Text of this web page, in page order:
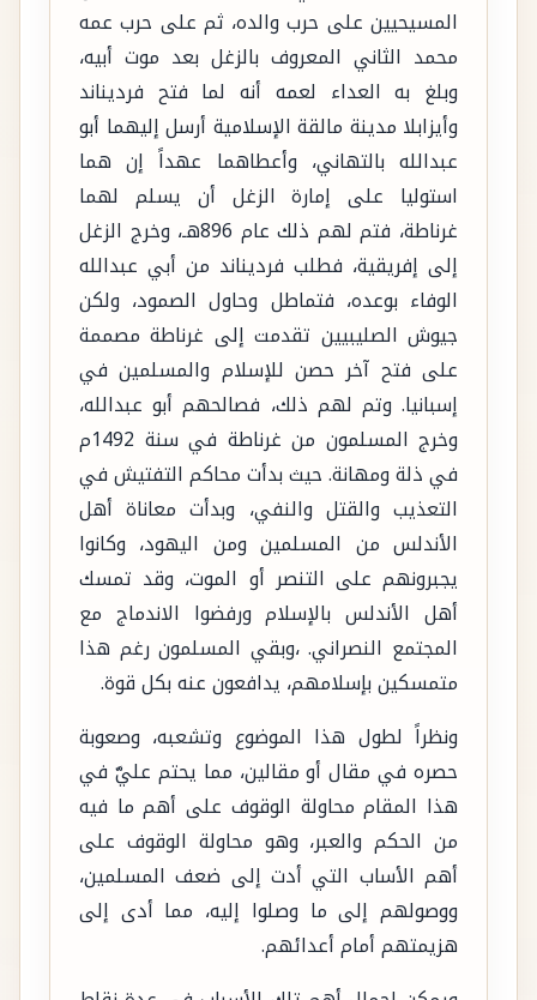
المسيحيين على حرب والده، ثم على حرب عمه
محمد الثاني المعروف بالزغل بعد موت أبيه،
وبلغ به العداء لعمه أنه لما فتح فرديناند
وأيزابلا مدينة مالقة الإسلامية أرسل إليهما أبو
عبدالله بالتهاني، وأعطاهما عهداً إن هما
استوليا على إمارة الزغل أن يسلم لهما
غرناطة، فتم لهم ذلك عام 896هـ، وخرج الزغل
إلى إفريقية، فطلب فرديناند من أبي عبدالله
الوفاء بوعده، فتماطل وحاول الصمود، ولكن
جيوش الصليبيين تقدمت إلى غرناطة مصممة
على فتح آخر حصن للإسلام والمسلمين في
إسبانيا. وتم لهم ذلك، فصالحهم أبو عبدالله،
وخرج المسلمون من غرناطة في سنة 1492م
في ذلة ومهانة. حيث بدأت محاكم التفتيش في
التعذيب والقتل والنفي، وبدأت معاناة أهل
الأندلس من المسلمين ومن اليهود، وكانوا
يجبرونهم على التنصر أو الموت، وقد تمسك
أهل الأندلس بالإسلام ورفضوا الاندماج مع
المجتمع النصراني. ،وبقي المسلمون رغم هذا
متمسكين بإسلامهم، يدافعون عنه بكل قوة.
ونظراً لطول هذا الموضوع وتشعبه، وصعوبة
حصره في مقال أو مقالين، مما يحتم عليَّ في
هذا المقام محاولة الوقوف على أهم ما فيه
من الحكم والعبر، وهو محاولة الوقوف على
أهم الأساب التي أدت إلى ضعف المسلمين،
ووصولهم إلى ما وصلوا إليه، مما أدى إلى
هزيمتهم أمام أعدائهم.